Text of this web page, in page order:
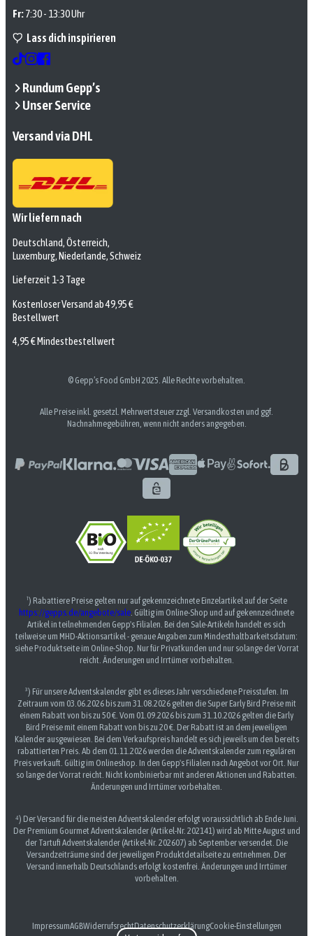
Fr:7:30 - 13:30 Uhr
Lass dich inspirieren
Rundum Gepp’s
Unser Service
Versand via DHL
Wir liefern nach
Deutschland, Österreich,
Luxemburg, Niederlande, Schweiz
Lieferzeit 1-3 Tage
Kostenloser Versand ab 49,95 €
Bestellwert
4,95 € Mindestbestellwert
© Gepp’s Food GmbH 2025. Alle Rechte vorbehalten.
Alle Preise inkl. gesetzl. Mehrwertsteuer zzgl. Versandkosten und ggf.
Nachnahmegebühren, wenn nicht anders angegeben.
¹) Rabattiere Preise gelten nur auf gekennzeichnete Einzelartikel auf der Seite
https://gepps.de/angebote/sale. Gültig im Online-Shop und auf gekennzeichnete
Artikel in teilnehmenden Gepp's Filialen. Bei den Sale-Artikeln handelt es sich
teilweise um MHD-Aktionsartikel - genaue Angaben zum Mindesthaltbarkeitsdatum:
siehe Produktseite im Online-Shop. Nur für Privatkunden und nur solange der Vorrat
reicht. Änderungen und Irrtümer vorbehalten.
³) Für unsere Adventskalender gibt es dieses Jahr verschiedene Preisstufen. Im
Zeitraum vom 03.06.2026 bis zum 31.08.2026 gelten die Super Early Bird Preise mit
einem Rabatt von bis zu 50 €. Vom 01.09.2026 bis zum 31.10.2026 gelten die Early
Bird Preise mit einem Rabatt von bis zu 20 €. Der Rabatt ist an dem jeweiligen
Kalender ausgewiesen. Bei dem Verkaufspreis handelt es sich jeweils um den bereits
rabattierten Preis. Ab dem 01.11.2026 werden die Adventskalender zum regulären
Preis verkauft. Gültig im Onlineshop. In den Gepp's Filialen nach Angebot vor Ort. Nur
so lange der Vorrat reicht. Nicht kombinierbar mit anderen Aktionen und Rabatten.
Änderungen und Irrtümer vorbehalten.
⁴) Der Versand für die meisten Adventskalender erfolgt voraussichtlich ab Ende Juni.
Der Premium Gourmet Adventskalender (Artikel-Nr. 202141) wird ab Mitte August und
der Tartufi Adventskalender (Artikel-Nr. 202607) ab September versendet. Die
Versandzeiträume sind der jeweiligen Produktdetailseite zu entnehmen. Der
Versand innerhalb Deutschlands erfolgt kostenfrei. Änderungen und Irrtümer
vorbehalten.
ImpressumAGBWiderrufsrechtDatenschutzerklärungCookie-Einstellungen